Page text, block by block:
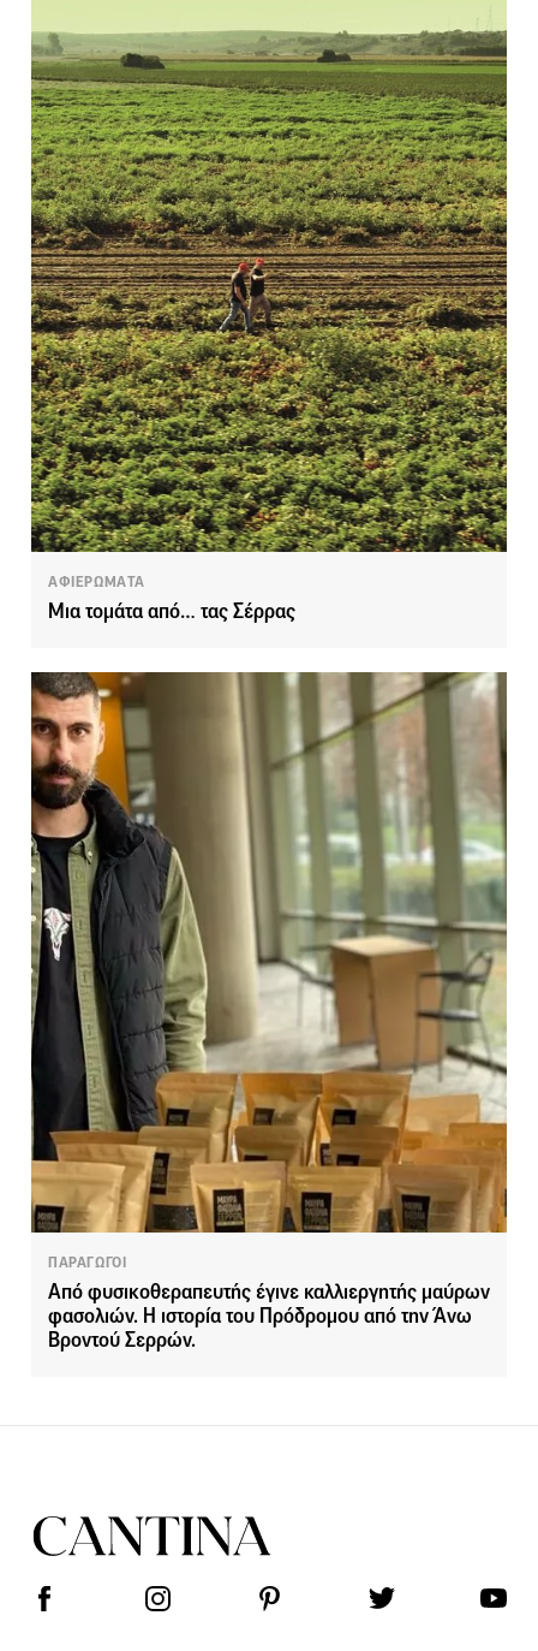
ΑΦΙΕΡΩΜΑΤΑ
Μια τομάτα από… τας Σέρρας
ΠΑΡΑΓΩΓΟΙ
Από φυσικοθεραπευτής έγινε καλλιεργητής μαύρων
φασολιών. Η ιστορία του Πρόδρομου από την Άνω
Βροντού Σερρών.